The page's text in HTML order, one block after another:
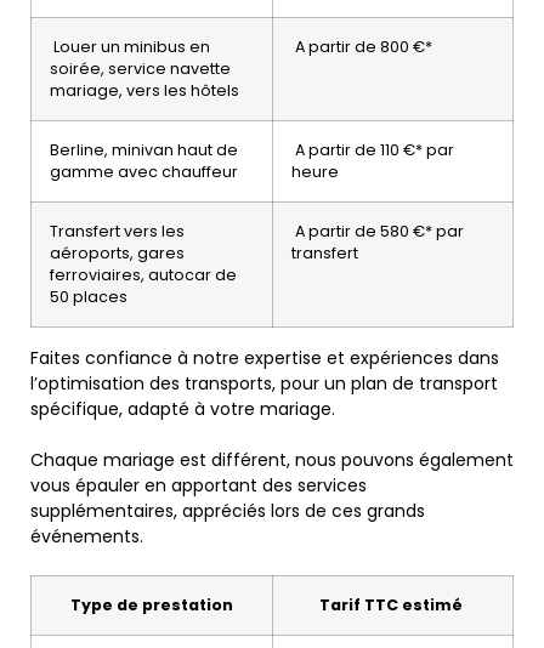
Louer un minibus en
soirée, service navette
mariage, vers les hôtels
A partir de 800 €*
Berline, minivan haut de
gamme avec chauffeur
A partir de 110 €* par
heure
Transfert vers les
aéroports, gares
ferroviaires, autocar de
50 places
A partir de 580 €* par
transfert
Faites confiance à notre expertise et expériences dans
l’optimisation des transports, pour un plan de transport
spécifique, adapté à votre mariage.
Chaque mariage est différent, nous pouvons également
vous épauler en apportant des services
supplémentaires, appréciés lors de ces grands
événements.
Type de prestation Tarif TTC estimé